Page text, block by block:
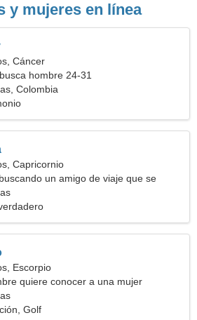
y mujeres en línea
Cáncer
hombre 24-31
Colombia
Capricornio
un amigo de viaje que se
Escorpio
quiere conocer a una mujer
Golf